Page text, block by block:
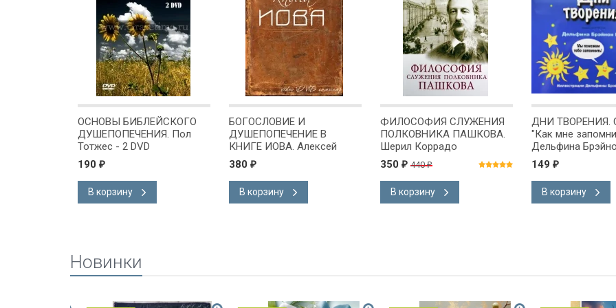
ОСНОВЫ БИБЛЕЙСКОГО
ДУШЕПОПЕЧЕНИЯ. Пол
Тотжес - 2 DVD
190 ₽
В корзину
БОГОСЛОВИЕ И
ДУШЕПОПЕЧЕНИЕ В
КНИГЕ ИОВА. Алексей
Коломийцев - 4 DVD
380 ₽
В корзину
ФИЛОСОФИЯ СЛУЖЕНИЯ
ПОЛКОВНИКА ПАШКОВА.
Шерил Коррадо
350 ₽ 440₽
В корзину
ДНИ ТВОРЕНИЯ.
"Как мне
Дельфина
149 ₽
В корзину
Новинки